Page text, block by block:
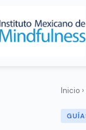
Inicio ›